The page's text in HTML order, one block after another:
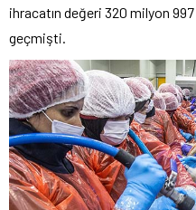
ihracatın değeri 320 milyon
geçmişti.